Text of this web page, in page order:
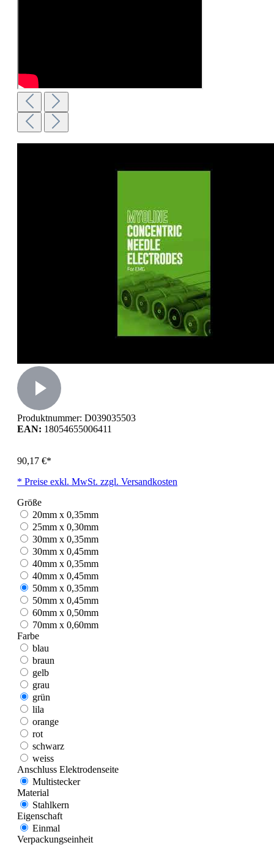
Produktnummer: D039035503
EAN: 18054655006411
90,17 €*
* Preise exkl. MwSt. zzgl. Versandkosten
Größe
20mm x 0,35mm
25mm x 0,30mm
30mm x 0,35mm
30mm x 0,45mm
40mm x 0,35mm
40mm x 0,45mm
50mm x 0,35mm
50mm x 0,45mm
60mm x 0,50mm
70mm x 0,60mm
Farbe
blau
braun
gelb
grau
grün
lila
orange
rot
schwarz
weiss
Anschluss Elektrodenseite
Multistecker
Material
Stahlkern
Eigenschaft
Einmal
Verpackungseinheit